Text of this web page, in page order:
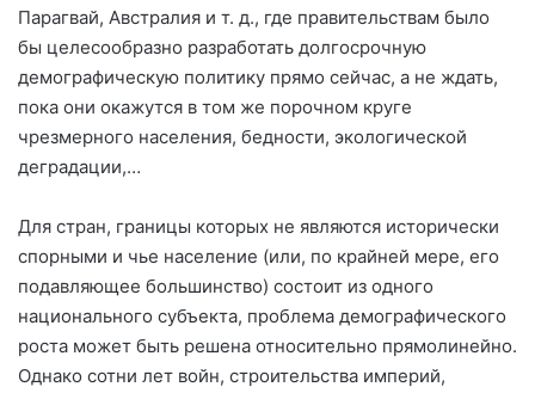
Парагвай, Австралия и т. д., где правительствам было
бы целесообразно разработать долгосрочную
демографическую политику прямо сейчас, а не ждать,
пока они окажутся в том же порочном круге
чрезмерного населения, бедности, экологической
деградации,…
Для стран, границы которых не являются исторически
спорными и чье население (или, по крайней мере, его
подавляющее большинство) состоит из одного
национального субъекта, проблема демографического
роста может быть решена относительно прямолинейно.
Однако сотни лет войн, строительства империй,